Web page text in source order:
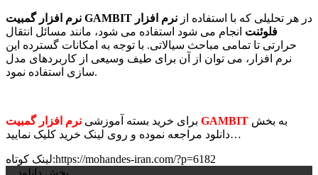
نرم افزار گمبیت GAMBIT در هر تحلیلی که با استفاده از نرم افزار
فلوئنت انجام می شود استفاده می شود، مانند مسائل انتقال
حرارتی تا تمامی مباحث سیالاتی. با توجه به امکانات گسترده این
نرم افزار، می توان از آن برای طیف وسیعی از کاربردهای مدل
سازی استفاده نمود.
برای خرید بسته آموزشی نرم افزار گمبیت GAMBIT به بخش
دانلود مراجعه نموده و روی لینک خرید کلیک نمایید…
لینک کوتاه:https://mohandes-iran.com/?p=6182